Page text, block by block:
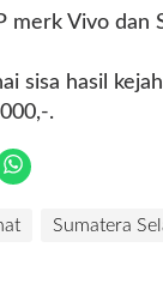
merk Vivo dan
sisa hasil
.
Sumatera